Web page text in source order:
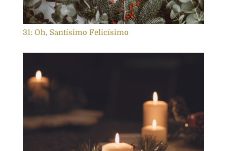
31: Oh, Santísimo Felicísimo